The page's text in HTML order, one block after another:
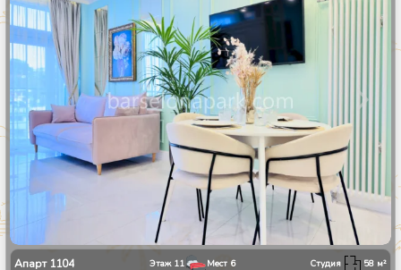
Апарт 1104 Этаж 11 Мест 6 Студия 58 м²